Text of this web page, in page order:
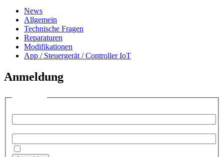
News
Allgemein
Technische Fragen
Reparaturen
Modifikationen
App / Steuergerät / Controller IoT
Anmeldung